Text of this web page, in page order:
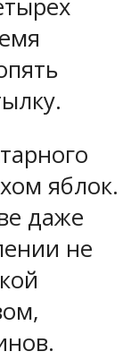
яблок.
даже
не